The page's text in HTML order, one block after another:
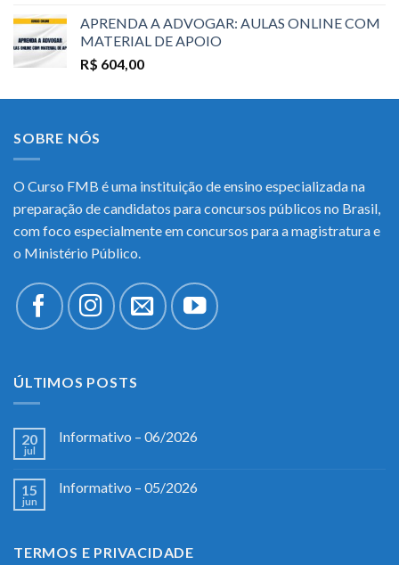
APRENDA A ADVOGAR: AULAS ONLINE COM
MATERIAL DE APOIO
R$ 604,00
SOBRE NÓS
O Curso FMB é uma instituição de ensino especializada na
preparação de candidatos para concursos públicos no Brasil,
com foco especialmente em concursos para a magistratura e
o Ministério Público.
ÚLTIMOS POSTS
20
jul
Informativo – 06/2026
15
jun
Informativo – 05/2026
TERMOS E PRIVACIDADE